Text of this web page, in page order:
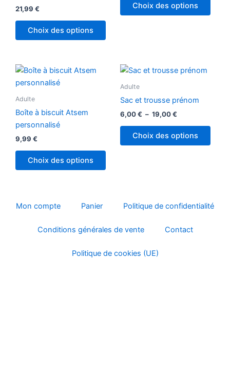
21,99 €
Choix des options
Choix des options
Adulte
Boîte à biscuit Atsem
personnalisé
9,99 €
Choix des options
Adulte
Sac et trousse prénom
6,00€ – 19,00€
Plage
de
à
Choix des options
la
Mon compte Panier Politique de confidentialité
Conditions générales de vente Contact
Politique de cookies (UE)